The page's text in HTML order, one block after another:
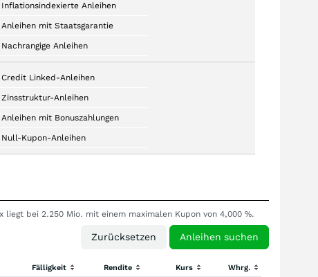
Inflationsindexierte Anleihen
Anleihen mit Staatsgarantie
Nachrangige Anleihen
Credit Linked-Anleihen
Zinsstruktur-Anleihen
Anleihen mit Bonuszahlungen
Null-Kupon-Anleihen
bei 2.250 Mio. mit einem maximalen Kupon von 4,000 %.
Fälligkeit Rendite Kurs Whrg.